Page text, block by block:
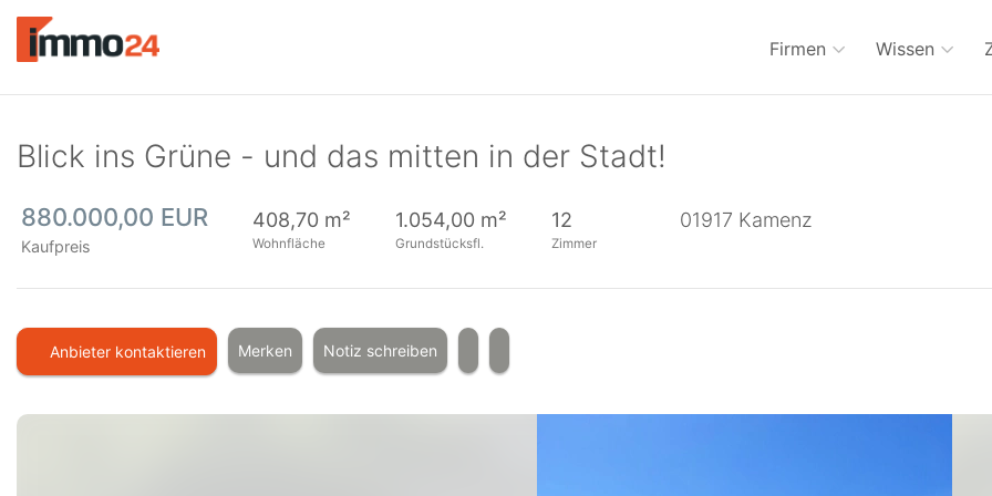
Accessibility
Modus
aktivieren
Inhalt
Firmen Wissen
Blick ins Grüne - und das mitten in der Stadt!
880.000,00 EUR
Kaufpreis
408,70 m²
Wohnfläche
1.054,00 m²
Grundstücksfl.
12
Zimmer
01917 Kamenz
Anbieter kontaktieren Merken Notiz schreiben